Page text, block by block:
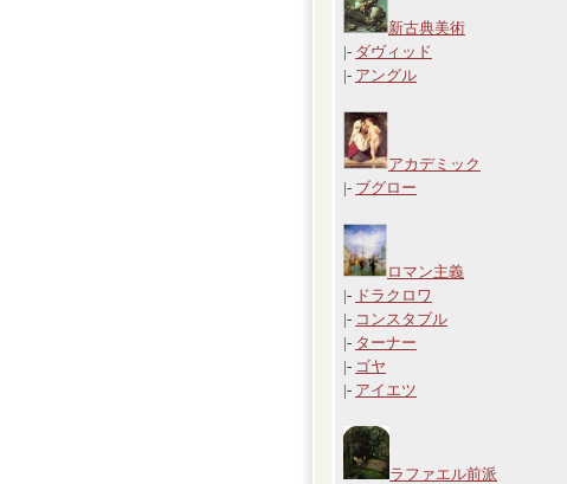
新古典美術
|- ダヴィッド
|- アングル
アカデミック
|- ブグロー
ロマン主義
|- ドラクロワ
|- コンスタブル
|- ターナー
|- ゴヤ
|- アイエツ
ラファエル前派